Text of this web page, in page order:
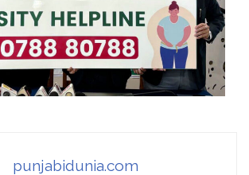
punjabidunia.com